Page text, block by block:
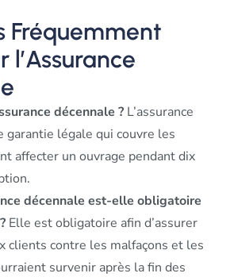
Fréquemment
l’Assurance
décennale ? L’assurance
garantie légale qui couvre les
affecter un ouvrage pendant dix
décennale est-elle obligatoire
Elle est obligatoire afin d’assurer
clients contre les malfaçons et les
survenir après la fin des